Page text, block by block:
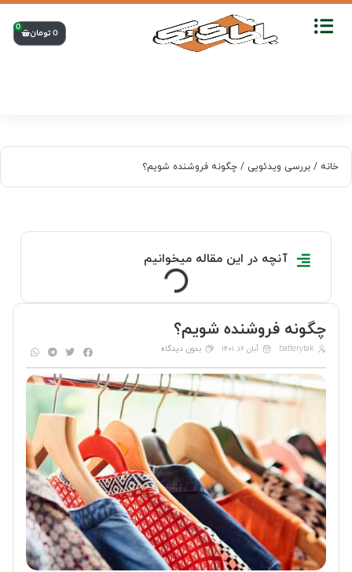
0تومان 0
خانه / بررسی ویدئویی / چگونه فروشنده شویم؟
آنچه در این مقاله میخوانیم
چگونه فروشنده شویم؟
batterytak آبان ۱۶, ۱۴۰۱ بدون دیدگاه